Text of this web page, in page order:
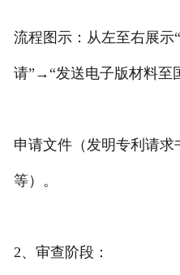
流程图示：从左至右展
请”→“发送电子版材料至
申请文件（发明专利请
等）。
2、审查阶段：